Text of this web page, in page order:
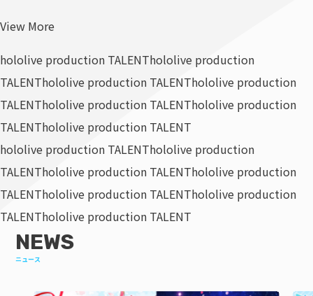
View More
hololive production TALENThololive production
TALENThololive production TALENThololive production
TALENThololive production TALENThololive production
TALENThololive production TALENT
hololive production TALENThololive production
TALENThololive production TALENThololive production
TALENThololive production TALENThololive production
TALENThololive production TALENT
NEWS
ニュース